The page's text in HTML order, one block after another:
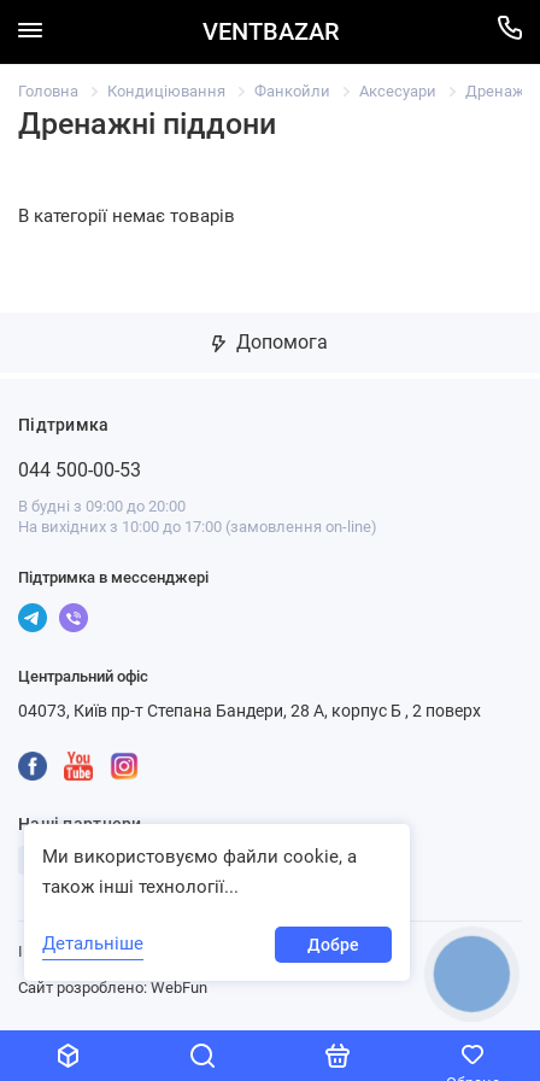
VENTBAZAR
Головна Кондиціювання Фанкойли Аксесуари Дренажні
Дренажні піддони
В категорії немає товарів
Допомога
Підтримка
044 500-00-53
В будні з 09:00 до 20:00
На вихідних з 10:00 до 17:00 (замовлення on-line)
Підтримка в мессенджері
Центральний офіс
04073, Київ пр-т Степана Бандери, 28 А, корпус Б , 2 поверх
Наші партнери
Інтернет-магазин «Ventbazar», 2013 - 2026
Сайт розроблено: WebFun
Ми використовуємо файли cookie, а
також інші технології...
Детальніше Добре